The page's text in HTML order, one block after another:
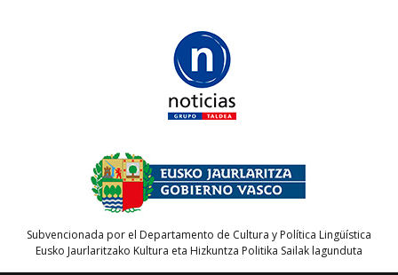
Subvencionada por el Departamento de Cultura y Política Lingüística
Eusko Jaurlaritzako Kultura eta Hizkuntza Politika Sailak lagunduta